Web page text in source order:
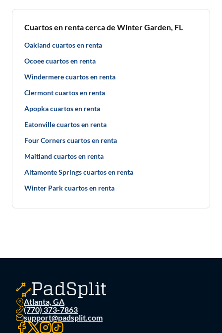
Cuartos en renta cerca de Winter Garden, FL
Oakland cuartos en renta
Ocoee cuartos en renta
Windermere cuartos en renta
Clermont cuartos en renta
Apopka cuartos en renta
Eatonville cuartos en renta
Four Corners cuartos en renta
Maitland cuartos en renta
Altamonte Springs cuartos en renta
Winter Park cuartos en renta
Atlanta, GA
(770) 373-7863
support@padsplit.com